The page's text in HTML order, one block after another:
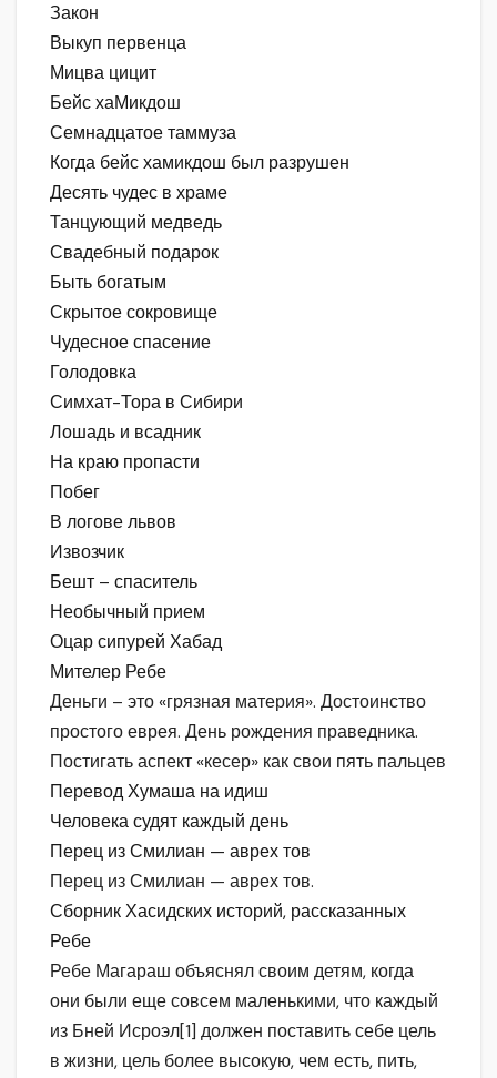
Закон
Выкуп первенца
Мицва цицит
Бейс хаМикдош
Семнадцатое таммуза
Когда бейс хамикдош был разрушен
Десять чудес в храме
Танцующий медведь
Свадебный подарок
Быть богатым
Скрытое сокровище
Чудесное спасение
Голодовка
Симхат-Тора в Сибири
Лошадь и всадник
На краю пропасти
Побег
В логове львов
Извозчик
Бешт – спаситель
Необычный прием
Оцар сипурей Хабад
Мителер Ребе
Деньги – это «грязная материя». Достоинство
простого еврея. День рождения праведника.
Постигать аспект «кесер» как свои пять пальцев
Перевод Хумаша на идиш
Человека судят каждый день
Перец из Смилиан — аврех тов
Перец из Смилиан — аврех тов.
Сборник Хасидских историй, рассказанных
Ребе
Ребе Магараш объяснял своим детям, когда
они были еще совсем маленькими, что каждый
из Бней Исроэл[1] должен поставить себе цель
в жизни, цель более высокую, чем есть, пить,